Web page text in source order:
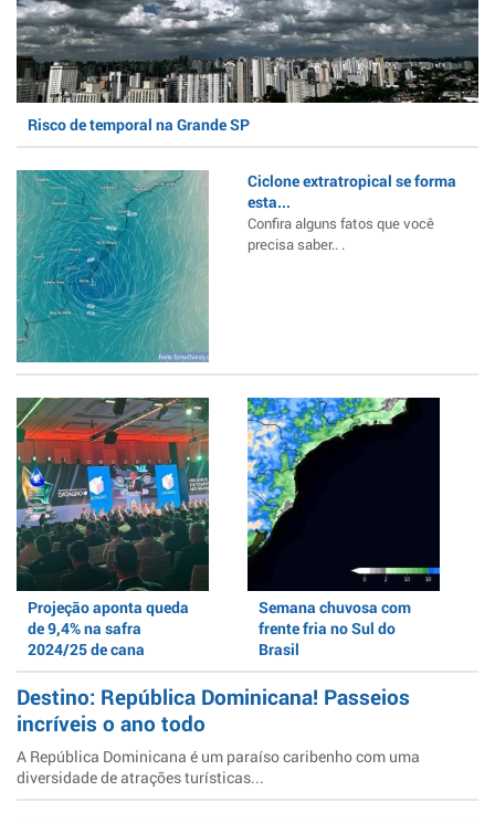
Risco de temporal na Grande SP
Ciclone extratropical se forma
esta...
Confira alguns fatos que você
precisa saber.. .
Projeção aponta queda
de 9,4% na safra
2024/25 de cana
Semana chuvosa com
frente fria no Sul do
Brasil
Destino: República Dominicana! Passeios
incríveis o ano todo
A República Dominicana é um paraíso caribenho com uma
diversidade de atrações turísticas...